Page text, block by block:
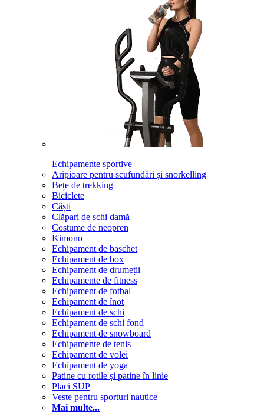
Echipamente sportive
Aripioare pentru scufundări și snorkelling
Bețe de trekking
Biciclete
Căști
Clăpari de schi damă
Costume de neopren
Kimono
Echipament de baschet
Echipament de box
Echipament de drumeții
Echipamente de fitness
Echipament de fotbal
Echipament de înot
Echipament de schi
Echipament de schi fond
Echipament de snowboard
Echipamente de tenis
Echipament de volei
Echipament de yoga
Patine cu rotile și patine în linie
Placi SUP
Veste pentru sporturi nautice
Mai multe...